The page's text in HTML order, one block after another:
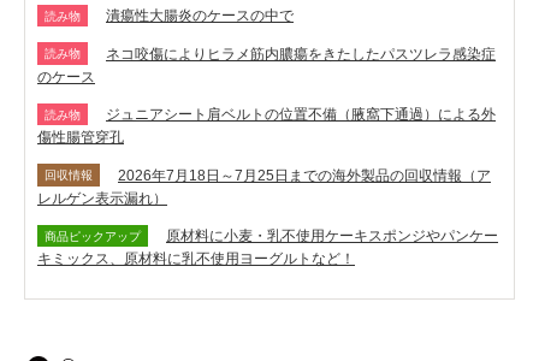
読み物 潰瘍性大腸炎のケースの中で
読み物
ネコ咬傷によりヒラメ筋内膿瘍をきたしたパスツレラ感染症
のケース
読み物
ジュニアシート肩ベルトの位置不備（腋窩下通過）による外
傷性腸管穿孔
回収情報
2026年7月18日～7月25日までの海外製品の回収情報（ア
レルゲン表示漏れ）
商品ピックアップ
原材料に小麦・乳不使用ケーキスポンジやパンケー
キミックス、原材料に乳不使用ヨーグルトなど！